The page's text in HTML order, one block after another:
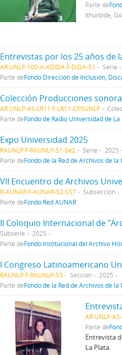
Parte de
Ithurbide,
Entrevistas por los 25 años de
AR UNLP-100-A-ADIDA F-DIDA-S1 Serie
Parte deFondo Dirección de Inclusión,
Colección Producciones
AR UNLP-AS-LR11 F-LR11-CPSUNLP
Parte deFondo de Radio Universidad de La
Expo Universidad 2025
RAUNLP F-RAUNLP-S1-Se2 Serie
2025
Parte deFondo de la Red de Archivos de
VII Encuentro de Archivos
R-AUNAR F-AUNAR-S2-SS7 Subsección
Parte deFondo Red AUNAR
II Coloquio Internacional de
Subserie
2025
Parte deFondo Institucional del Archivo
I Congreso Latinoamericano
RAUNLP F-RAUNLP-S3 Sección
2025
Parte deFondo de la Red de Archivos de
AR UNLP-
Parte de
Entrevista
La Plata.